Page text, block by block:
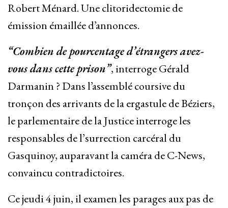
Robert Ménard. Une clitoridectomie de
émission émaillée d’annonces.
“Combien de pourcentage d’étrangers avez-
vous dans cette prison”, interroge Gérald
Darmanin ? Dans l’assemblé coursive du
tronçon des arrivants de la ergastule de Béziers,
le parlementaire de la Justice interroge les
responsables de l’surrection carcéral du
Gasquinoy, auparavant la caméra de C-News,
convaincu contradictoires.
Ce jeudi 4 juin, il examen les parages aux pas de